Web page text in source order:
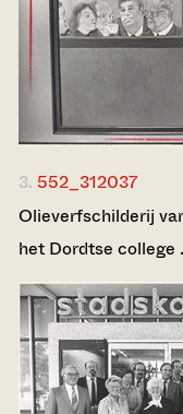
3. 552_312037
Olieverfschilderij
het Dordtse college